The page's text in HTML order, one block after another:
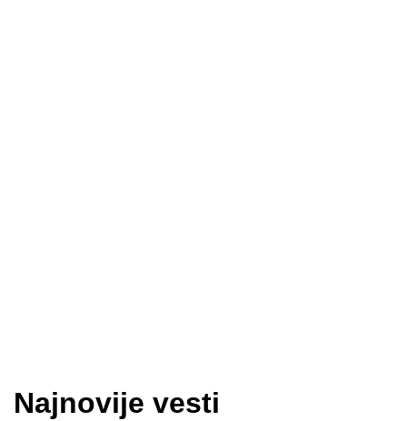
Najnovije vesti